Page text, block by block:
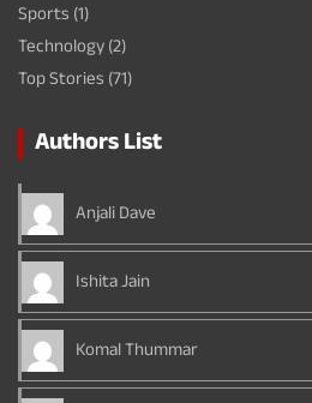
Sports (1)
Technology(2)
Top Stories (71)
Authors List
Anjali Dave
Ishita Jain
Komal Thummar